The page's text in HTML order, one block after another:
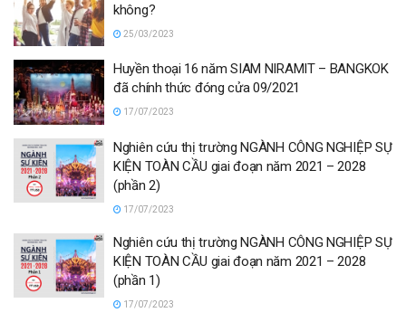
không?
25/03/2023
Huyền thoại 16 năm SIAM NIRAMIT – BANGKOK
đã chính thức đóng cửa 09/2021
17/07/2023
Nghiên cứu thị trường NGÀNH CÔNG NGHIỆP SỰ
KIỆN TOÀN CẦU giai đoạn năm 2021 – 2028
(phần 2)
17/07/2023
Nghiên cứu thị trường NGÀNH CÔNG NGHIỆP SỰ
KIỆN TOÀN CẦU giai đoạn năm 2021 – 2028
(phần 1)
17/07/2023